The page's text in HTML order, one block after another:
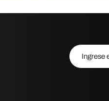
Ingrese el